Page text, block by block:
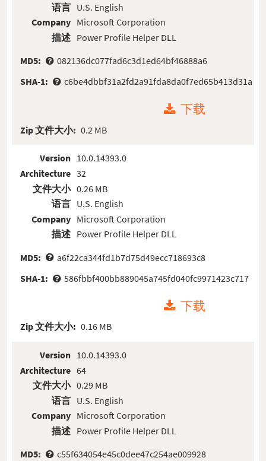
语言
Company
描述
U.S. English
Microsoft Corporation
Power Profile Helper DLL
MD5:
082136dc077fad6c3d1ed64bf46888a6
SHA-1:
c6be4dbbf31a2fd2a91fda8da0f7ed65b413d31a
下载
Zip 文件大小: 0.2 MB
Version
Architecture
文件大小
语言
Company
描述
10.0.14393.0
32
0.26 MB
U.S. English
Microsoft Corporation
Power Profile Helper DLL
MD5:
a6f22ca344fd1b7d75d49ecc718693c8
SHA-1:
586fbbf400bb889045a745fd040fc9971423c717
下载
Zip 文件大小: 0.16 MB
Version
Architecture
文件大小
语言
Company
描述
10.0.14393.0
64
0.29 MB
U.S. English
Microsoft Corporation
Power Profile Helper DLL
MD5:
c55f634054e45c0dee47c254ae009928